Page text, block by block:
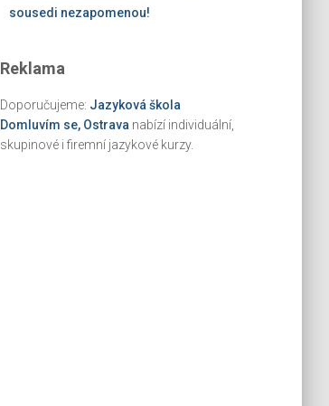
sousedi nezapomenou!
Reklama
Doporučujeme: Jazyková škola
Domluvím se, Ostrava nabízí individuální,
skupinové i firemní jazykové kurzy.